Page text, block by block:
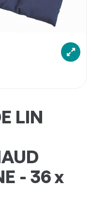
LIN
- 36 x